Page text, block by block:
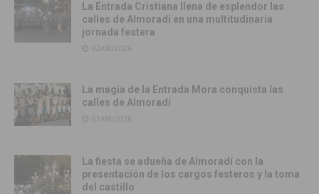
La Entrada Cristiana llena de esplendor las
calles de Almoradí en una multitudinaria
jornada festera
02/08/2026
La magia de la Entrada Mora conquista las
calles de Almoradí
01/08/2026
La fiesta se adueña de Almoradí con la
presentación de los cargos festeros y la toma
del castillo